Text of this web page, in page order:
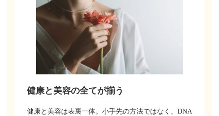
健康と美容の全てが揃う
健康と美容は表裏一体。小手先の方法ではなく、DNA